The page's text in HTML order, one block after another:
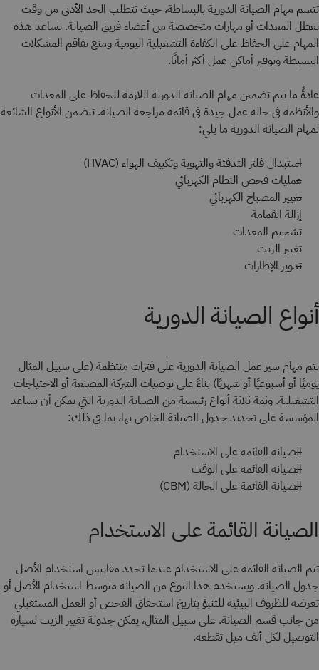
تتسم مهام الصيانة الدورية بالبساطة، حيث تتطلب الحد الأدنى من وقت
تعطل المعدات أو مهارات متخصصة من أعضاء فريق الصيانة. تساعد هذه
المهام على الحفاظ على الكفاءة التشغيلية اليومية ومنع تفاقم المشكلات
البسيطة وتوفير أماكن عمل أكثر أمانًا.
عادةً ما يتم تضمين مهام الصيانة الدورية اللازمة للحفاظ على المعدات
والأنظمة في حالة عمل جيدة في قائمة مراجعة الصيانة. تتضمن الأنواع الشائعة
لمهام الصيانة الدورية ما يلي:
استبدال فلتر التدفئة والتهوية وتكييف الهواء (HVAC)
عمليات فحص النظام الكهربائي
تغيير المصباح الكهربائي
إزالة القمامة
تشحيم المعدات
تغيير الزيت
تدوير الإطارات
أنواع الصيانة الدورية
تتم مهام سير عمل الصيانة الدورية على فترات منتظمة (على سبيل المثال
يوميًا أو أسبوعيًا أو شهريًا) بناءً على توصيات الشركة المصنعة أو الاحتياجات
التشغيلية. وثمة ثلاثة أنواع رئيسية من الصيانة الدورية التي يمكن أن تساعد
المؤسسة على تحديد جدول الصيانة الخاص بها، بما في ذلك:
الصيانة القائمة على الاستخدام
الصيانة القائمة على الوقت
الصيانة القائمة على الحالة (CBM)
الصيانة القائمة على الاستخدام
تتم الصيانة القائمة على الاستخدام عندما تحدد مقاييس استخدام الأصل
جدول الصيانة. ويستخدم هذا النوع من الصيانة متوسط استخدام الأصل أو
تعرضه للظروف البيئية للتنبؤ بتاريخ استحقاق الفحص أو العمل المستقبلي
من جانب قسم الصيانة. على سبيل المثال، يمكن جدولة تغيير الزيت لسيارة
التوصيل لكل ألف ميل تقطعه.